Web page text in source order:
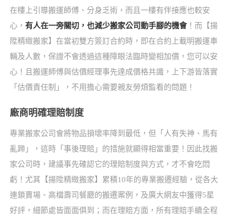
在樓上引導搬運師傅、分身乏術，而且一樓有伴接應也較安
心， 有人在一旁關切，也減少搬家公司動手腳的機會！而【揚
陞精緻搬家】在當初雙方簽訂合約時，即在合約上載明搬運車
輛及人數，保證不會透過這種障眼法臨時變相加價，您可以安
心！且搬運師傅與估價經理事先達成價格共識，上下游皆落實
「估價責任制」，不用擔心需要親友勞煩監看的問題！
廠商明確理賠制度
專業搬家公司會將物品損壞率降到最低，但「人有失神、馬有
亂蹄」，這時「事後理賠」的措施就顯得相當重要！因此找搬
家公司時，建議事先確認它的理賠制度與方式，才不會吃悶
虧！尤其【揚陞精緻搬家】累積10年的專業搬遷經驗，從各大
連鎖賣場、高檔壽司餐廳的搬遷案例，及廣大網友中獲得5星
好評，細節處皆面面俱到；而在理賠方面，所有理賠手續全程